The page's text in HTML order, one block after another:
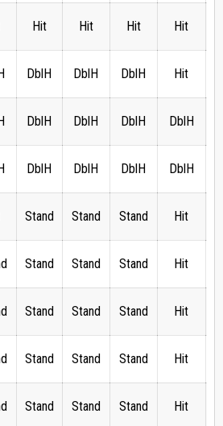
Hit Hit Hit Hit
DblH DblH DblH Hit
DblH DblH DblH DblH
DblH DblH DblH DblH
Stand Stand Stand Hit
Stand Stand Stand Hit
Stand Stand Stand Hit
Stand Stand Stand Hit
Stand Stand Stand Hit